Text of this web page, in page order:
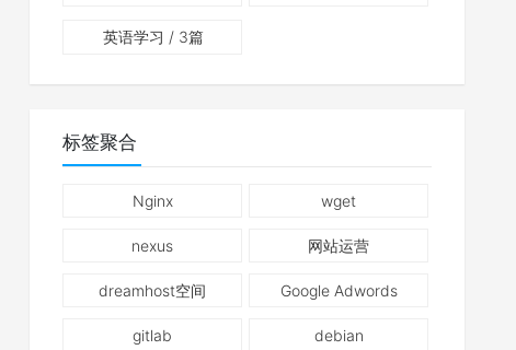
英语学习 / 3篇
标签聚合
Nginx wget
nexus 网站运营
dreamhost空间 Google Adwords
gitlab debian